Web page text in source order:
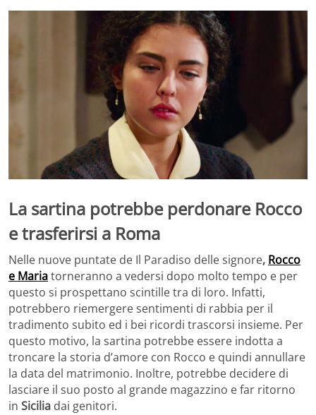
La sartina potrebbe perdonare Rocco
e trasferirsi a Roma
Nelle nuove puntate de Il Paradiso delle signore, Rocco
e Mariatorneranno a vedersi dopo molto tempo e per
questo si prospettano scintille tra di loro. Infatti,
potrebbero riemergere sentimenti di rabbia per il
tradimento subito ed i bei ricordi trascorsi insieme. Per
questo motivo, la sartina potrebbe essere indotta a
troncare la storia d’amore con Rocco e quindi annullare
la data del matrimonio. Inoltre, potrebbe decidere di
lasciare il suo posto al grande magazzino e far ritorno
in Sicilia dai genitori.